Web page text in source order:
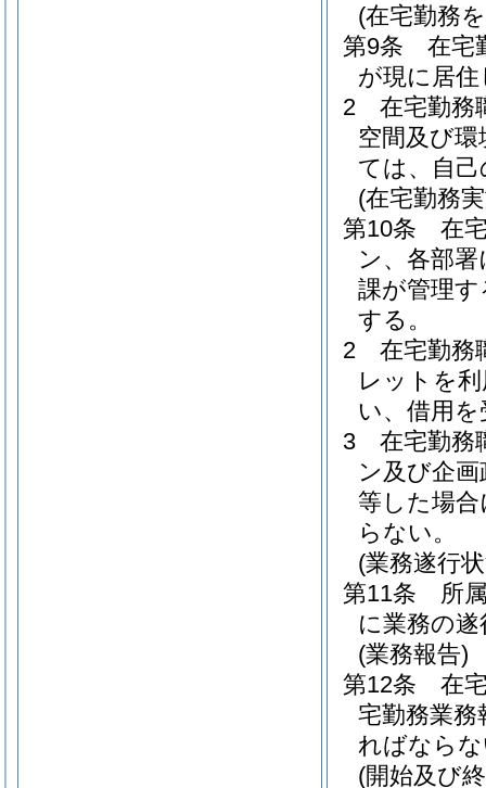
(在宅勤務
第9条
在宅
が現に居
2
在宅勤務
空間及び
ては、自
(在宅勤務
第10条
在
ン、各部
課が管理
する。
2
在宅勤務
レットを
い、借用
3
在宅勤務
ン及び企
等した場
らない。
(業務遂行
第11条
所
に業務の
(業務報告)
第12条
在
宅勤務業務
ればなら
(開始及び